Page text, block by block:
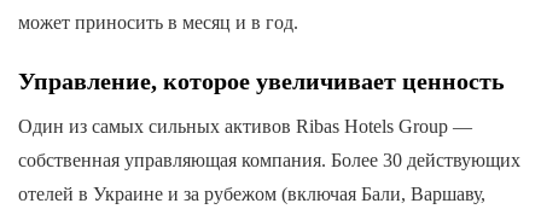
может приносить в месяц и в год.
Управление, которое увеличивает ценность
Один из самых сильных активов Ribas Hotels Group —
собственная управляющая компания. Более 30 действующих
отелей в Украине и за рубежом (включая Бали, Варшаву,